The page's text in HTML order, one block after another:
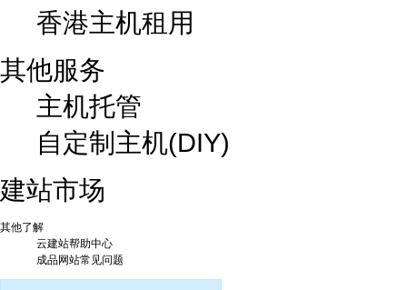
香港主机租用
其他服务
主机托管
自定制主机(DIY)
建站市场
其他了解
云建站帮助中心
成品网站常见问题